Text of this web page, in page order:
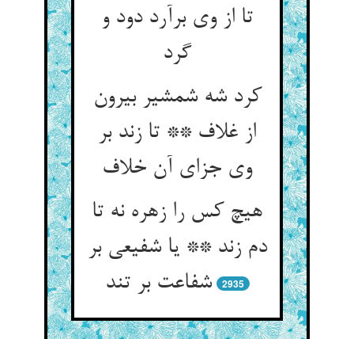
تا از وی برآرد دود و
گرد
کرد شه شمشیر بیرون
از غلاف ** تا زند بر
وی جزای آن خلاف
هیچ کس را زهره نه تا
دم زند ** یا شفیعی بر
شفاعت بر تند
2935